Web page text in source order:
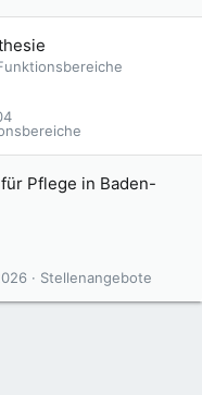
Pflege in Baden-
Stellenangebote